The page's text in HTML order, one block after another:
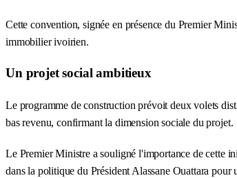
Cette convention, signée en présence du Premier
immobilier ivoirien.
Un projet social ambitieux
Le programme de construction prévoit deux volets
bas revenu, confirmant la dimension sociale du projet.
Le Premier Ministre a souligné l'importance de cette
dans la politique du Président Alassane Ouattara pour